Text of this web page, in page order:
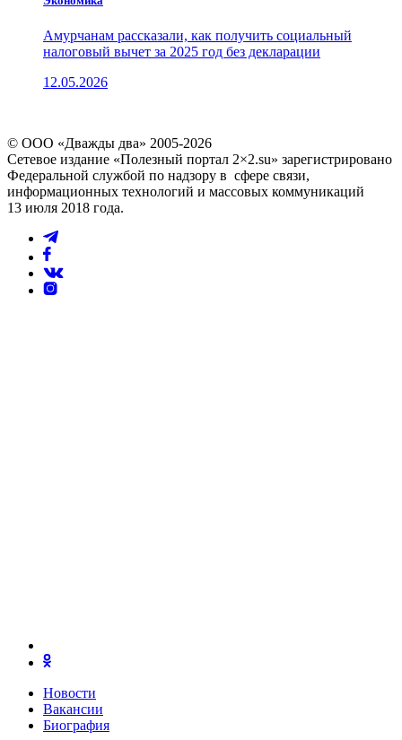
Амурчанам рассказали, как получить социальный
налоговый вычет за 2025 год без декларации
12.05.2026
© ООО «Дважды два» 2005-2026
Сетевое издание «Полезный портал 2×2.su» зарегистрировано
Федеральной службой по надзору в сфере связи,
информационных технологий и массовых коммуникаций
13 июля 2018 года.
Новости
Вакансии
Биография